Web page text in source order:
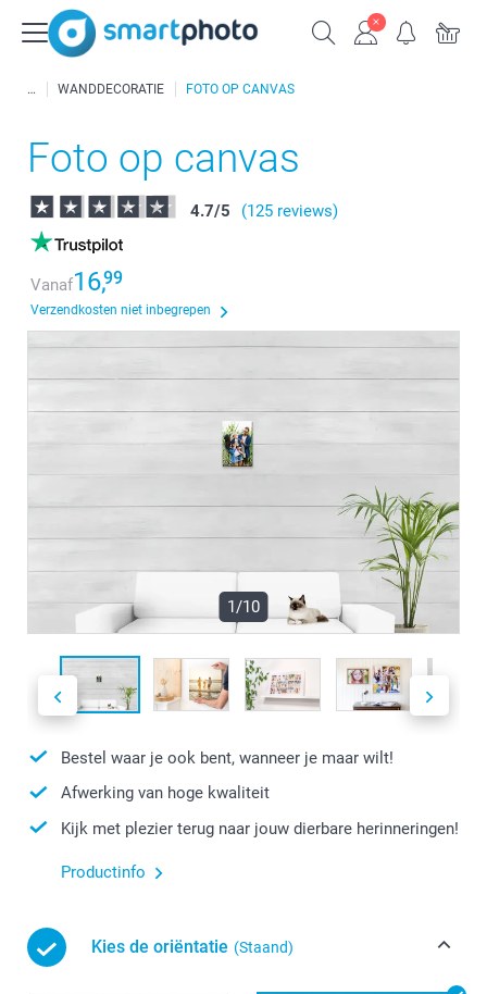
WANDDECORATIE FOTO OP CANVAS
Foto op canvas
4.7/5 (125 reviews)
Vanaf16,99
Verzendkosten niet inbegrepen
1/10
Bestel waar je ook bent, wanneer je maar wilt!
Afwerking van hoge kwaliteit
Kijk met plezier terug naar jouw dierbare herinneringen!
Productinfo
Kies de oriëntatie (Staand)